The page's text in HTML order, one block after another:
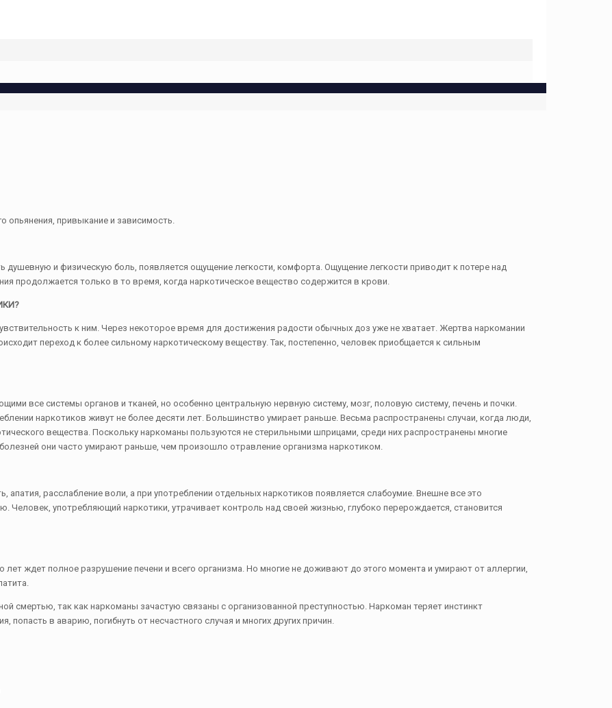
опьянения, привыкание и зависимость.
душевную и физическую боль, появляется ощущение легкости, комфорта. Ощущение легкости приводит к потере над
продолжается только в то время, когда наркотическое вещество содержится в крови.
к ним. Через некоторое время для достижения радости обычных доз уже не хватает. Жертва наркомании
переход к более сильному наркотическому веществу. Так, постепенно, человек приобщается к сильным
все системы органов и тканей, но особенно центральную нервную систему, мозг, половую систему, печень и почки.
наркотиков живут не более десяти лет. Большинство умирает раньше. Весьма распространены случаи, когда люди,
вещества. Поскольку наркоманы пользуются не стерильными шприцами, среди них распространены многие
они часто умирают раньше, чем произошло отравление организма наркотиком.
расслабление воли, а при употреблении отдельных наркотиков появляется слабоумие. Внешне все это
употребляющий наркотики, утрачивает контроль над своей жизнью, глубоко перерождается, становится
ждет полное разрушение печени и всего организма. Но многие не доживают до этого момента и умирают от аллергии,
смертью, так как наркоманы зачастую связаны с организованной преступностью. Наркоман теряет инстинкт
в аварию, погибнуть от несчастного случая и многих других причин.